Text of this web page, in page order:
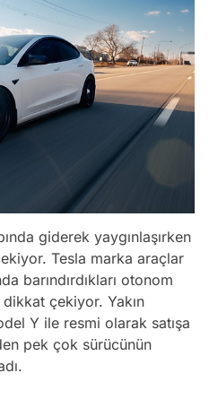
giderek yaygınlaşırken
Tesla marka araçlar
barındırdıkları otonom
çekiyor. Yakın
Y ile resmi olarak satışa
pek çok sürücünün